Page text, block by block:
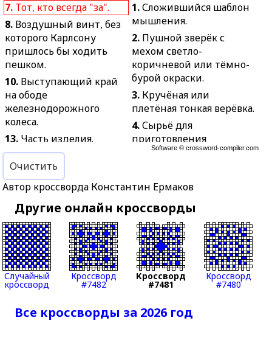
7. Тот, кто всегда "за".
8. Воздушный винт, без
которого Карлсону
пришлось бы ходить
пешком.
10. Выступающий край
на ободе
железнодорожного
колеса.
13. Часть изделия.
14.Музыкант.
15.Взрывчатое
вещество.
16.Отрезок времени в
развитии какого-либо
процесса.
20.Морское
двухмачтовое парусное
судно.
21.Первый шейный
сочленяющийся с
1.Сложившийся шаблон
мышления.
2. Пушной зверёк с
мехом светло-
коричневой или тёмно-
бурой окраски.
3. Кручёная или
плетёная тонкая верёвка.
4.Сырьё для
приготовления
традиционного
5.Приправленный
пряностями соус на
основе помидоров.
6.Лесная или садовая
ягода красного цвета.
9.Продукт труда,
изготовленный для
обмена, продажи.
млекопитающее
Software ©crossword-compiler.com
Очистить
Автор кроссворда Константин Ермаков
Другие онлайн кроссворды
Случайный
кроссворд
Кроссворд
#7482
Кроссворд
#7481
Кроссворд
#7480
Все кроссворды за 2026 год